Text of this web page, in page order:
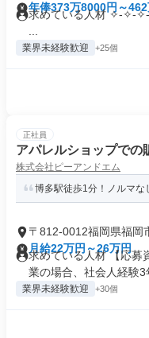
年俸373万8000円～
求めている人材 ✧-
業界未経験歓迎 +25個
正社員
アパレルショップでの
株式会社ピーアンドエム
博多駅徒歩1分！ノルマ
〒812-0012福岡県福岡
街
月給22万円～26万円
求めている人材 【応
業の場合、社会人経験3
業界未経験歓迎 +30個